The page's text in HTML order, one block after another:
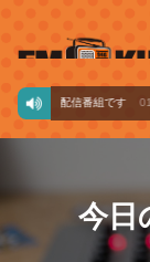
配信番組です 01:00～
今日